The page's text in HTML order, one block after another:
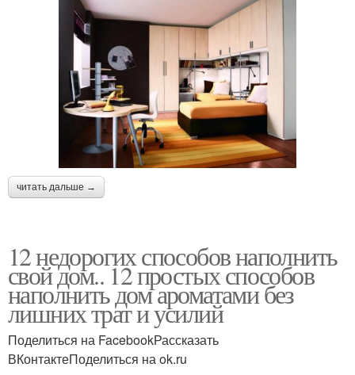
читать дальше →
12 недорогих способов наполнить
свой дом.. 12 простых способов
наполнить дом ароматами без
лишних трат и усилий
Поделиться на FacebookРассказать
ВКонтактеПоделиться на ok.ru